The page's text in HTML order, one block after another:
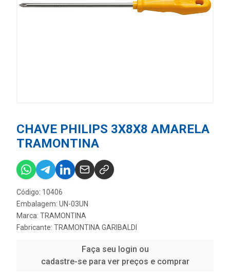
CHAVE PHILIPS 3X8X8 AMARELA
TRAMONTINA
Código: 10406
Embalagem: UN-03UN
Marca: TRAMONTINA
Fabricante: TRAMONTINA GARIBALDI
Faça seu login ou
cadastre-se para ver preços e comprar